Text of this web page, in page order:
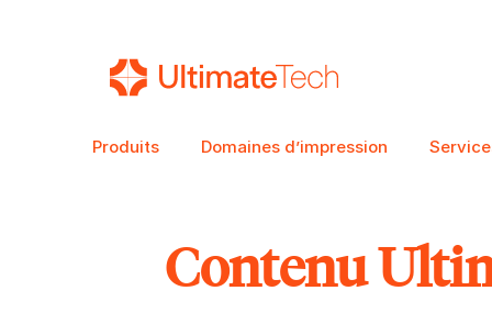
Produits Domaines d’impression
RECHERCHE
Contenu